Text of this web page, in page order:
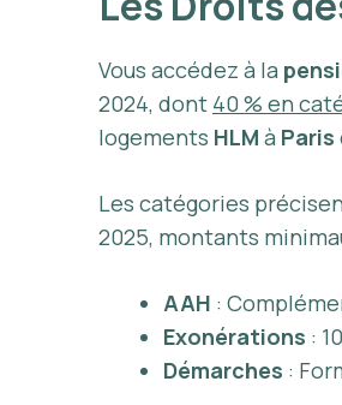
Vous accédez à la
2024, dont 40 % en
logements HLM à Paris
Les catégories
2025, montants
AAH :
Exonérations :
Démarches :